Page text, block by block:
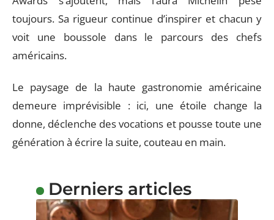
toujours. Sa rigueur continue d’inspirer et chacun y
voit une boussole dans le parcours des chefs
américains.
Le paysage de la haute gastronomie américaine
demeure imprévisible : ici, une étoile change la
donne, déclenche des vocations et pousse toute une
génération à écrire la suite, couteau en main.
Derniers articles